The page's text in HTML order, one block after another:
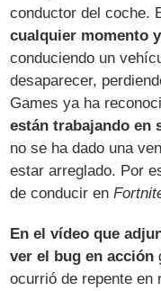
conductor del coche.
cualquier momento
conduciendo un
desaparecer,
Games ya ha
están trabajando en
no se ha dado una
estar arreglado. Por
de conducir en
En el vídeo que
ver el bug en acción
ocurrió de repente en